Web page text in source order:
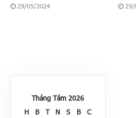
29/05/2024 29/
Tháng Tám 2026
H
B T N S B
C